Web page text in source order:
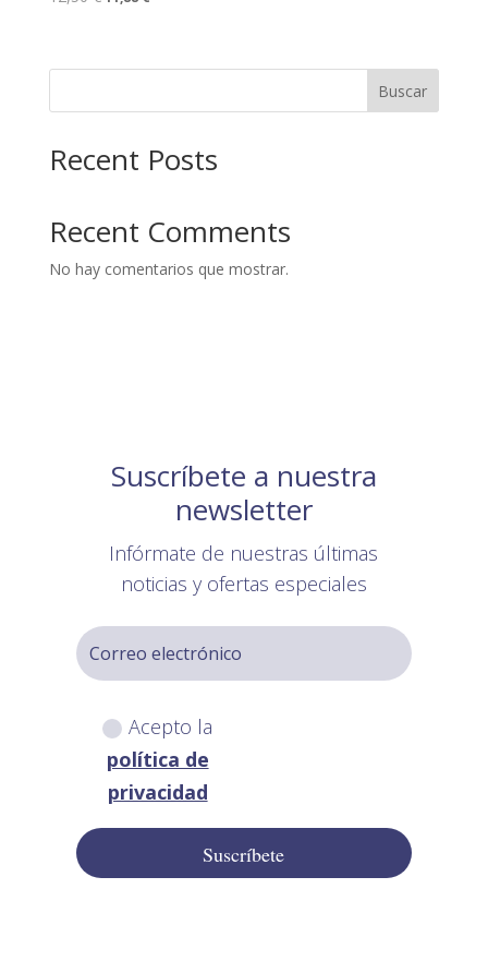
Buscar
Recent Posts
Recent Comments
No hay comentarios que mostrar.
Suscríbete a nuestra
newsletter
Infórmate de nuestras últimas
noticias y ofertas especiales
Acepto la
política de
privacidad
Suscríbete